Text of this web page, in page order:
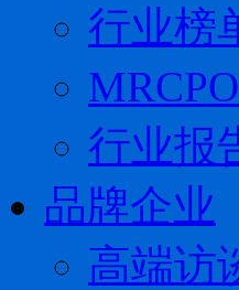
行业榜
行业报
品牌企业
高端访